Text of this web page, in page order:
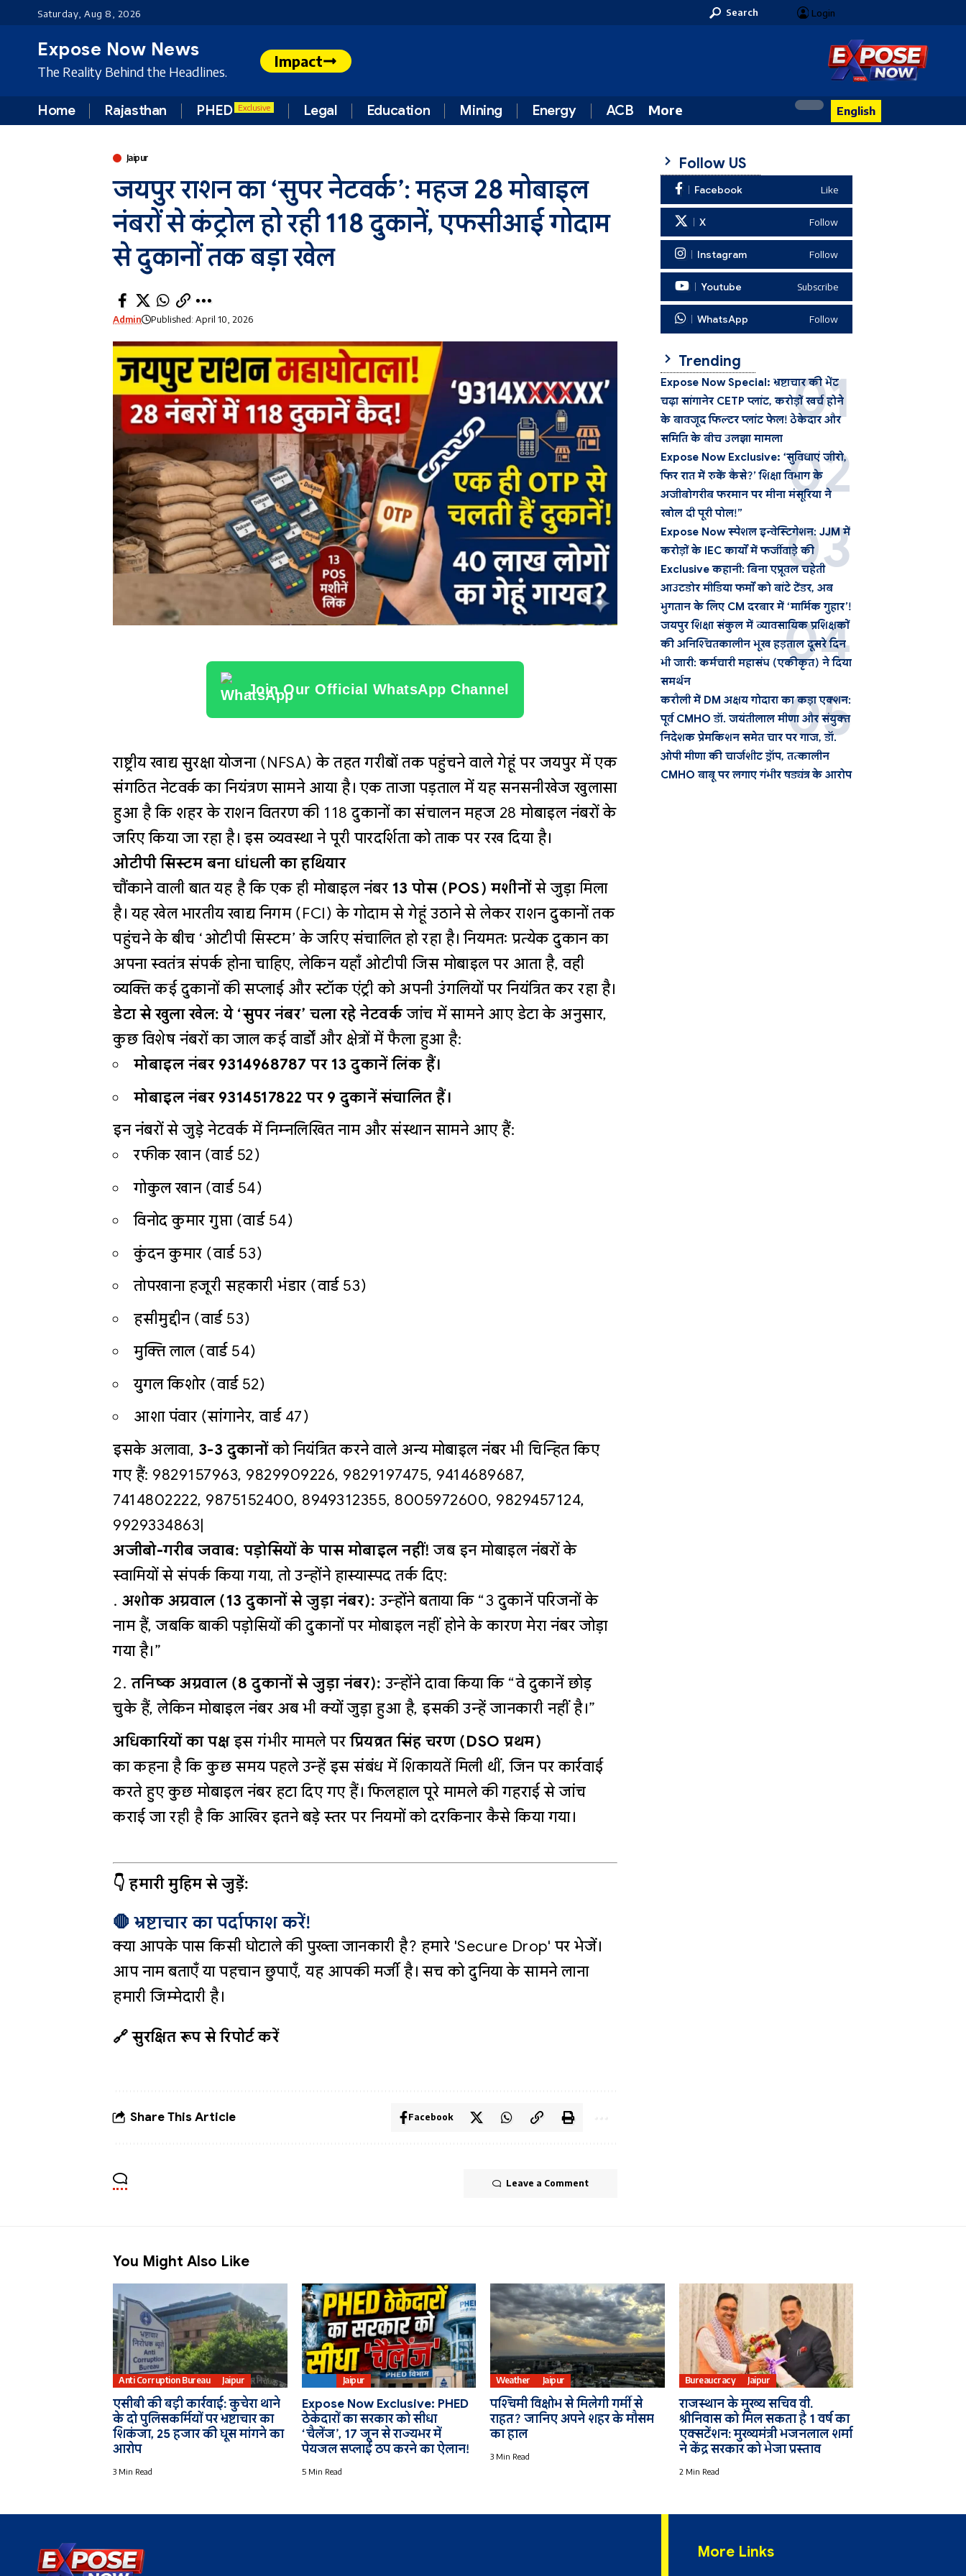
Saturday, Aug 8, 2026 Search Login
Expose Now News
The Reality Behind the Headlines.
Impact
Home Rajasthan PHED Exclusive Legal Education Mining Energy ACB More English
Jaipur
जयपुर राशन का ‘सुपर नेटवर्क’: महज 28 मोबाइल
नंबरों से कंट्रोल हो रही 118 दुकानें, एफसीआई गोदाम
से दुकानों तक बड़ा खेल
Admin Published: April 10, 2026
Join Our Official WhatsApp Channel
राष्ट्रीय खाद्य सुरक्षा योजना (NFSA) के तहत गरीबों तक पहुंचने वाले गेहूं पर जयपुर में एक
संगठित नेटवर्क का नियंत्रण सामने आया है। एक ताजा पड़ताल में यह सनसनीखेज खुलासा
हुआ है कि शहर के राशन वितरण की 118 दुकानों का संचालन महज 28 मोबाइल नंबरों के
जरिए किया जा रहा है। इस व्यवस्था ने पूरी पारदर्शिता को ताक पर रख दिया है।
ओटीपी सिस्टम बना धांधली का हथियार
चौंकाने वाली बात यह है कि एक ही मोबाइल नंबर 13 पोस (POS) मशीनोंसे जुड़ा मिला
है। यह खेल भारतीय खाद्य निगम (FCI) के गोदाम से गेहूं उठाने से लेकर राशन दुकानों तक
पहुंचने के बीच ‘ओटीपी सिस्टम’ के जरिए संचालित हो रहा है। नियमतः प्रत्येक दुकान का
अपना स्वतंत्र संपर्क होना चाहिए, लेकिन यहाँ ओटीपी जिस मोबाइल पर आता है, वही
व्यक्ति कई दुकानों की सप्लाई और स्टॉक एंट्री को अपनी उंगलियों पर नियंत्रित कर रहा है।
डेटा से खुला खेल: ये ‘सुपर नंबर’ चला रहे नेटवर्कजांच में सामने आए डेटा के अनुसार,
कुछ विशेष नंबरों का जाल कई वार्डों और क्षेत्रों में फैला हुआ है:
मोबाइल नंबर 9314968787 पर 13 दुकानें लिंक हैं।
मोबाइल नंबर 9314517822 पर 9 दुकानें संचालित हैं।
इन नंबरों से जुड़े नेटवर्क में निम्नलिखित नाम और संस्थान सामने आए हैं:
रफीक खान (वार्ड 52)
गोकुल खान (वार्ड 54)
विनोद कुमार गुप्ता (वार्ड 54)
कुंदन कुमार (वार्ड 53)
तोपखाना हजूरी सहकारी भंडार (वार्ड 53)
हसीमुद्दीन (वार्ड 53)
मुक्ति लाल (वार्ड 54)
युगल किशोर (वार्ड 52)
आशा पंवार (सांगानेर, वार्ड 47)
इसके अलावा, 3-3 दुकानोंको नियंत्रित करने वाले अन्य मोबाइल नंबर भी चिन्हित किए
गए हैं: 9829157963, 9829909226, 9829197475, 9414689687,
7414802222, 9875152400, 8949312355, 8005972600, 9829457124,
9929334863|
अजीबो-गरीब जवाब: पड़ोसियों के पास मोबाइल नहीं! जब इन मोबाइल नंबरों के
स्वामियों से संपर्क किया गया, तो उन्होंने हास्यास्पद तर्क दिए:
अशोक अग्रवाल (13 दुकानों से जुड़ा नंबर): उन्होंने बताया कि “3 दुकानें परिजनों के
नाम हैं, जबकि बाकी पड़ोसियों की दुकानों पर मोबाइल नहीं होने के कारण मेरा नंबर जोड़ा
गया है।”
तनिष्क अग्रवाल (8 दुकानों से जुड़ा नंबर): उन्होंने दावा किया कि “वे दुकानें छोड़
चुके हैं, लेकिन मोबाइल नंबर अब भी क्यों जुड़ा हुआ है, इसकी उन्हें जानकारी नहीं है।”
अधिकारियों का पक्षइस गंभीर मामले परप्रियव्रत सिंह चरण (DSO प्रथम)
का कहना है कि कुछ समय पहले उन्हें इस संबंध में शिकायतें मिली थीं, जिन पर कार्रवाई
करते हुए कुछ मोबाइल नंबर हटा दिए गए हैं। फिलहाल पूरे मामले की गहराई से जांच
कराई जा रही है कि आखिर इतने बड़े स्तर पर नियमों को दरकिनार कैसे किया गया।
👇 हमारी मुहिम से जुड़ें:
🛑 भ्रष्टाचार का पर्दाफाश करें!
क्या आपके पास किसी घोटाले की पुख्ता जानकारी है? हमारे 'Secure Drop' पर भेजें।
आप नाम बताएँ या पहचान छुपाएँ, यह आपकी मर्जी है। सच को दुनिया के सामने लाना
हमारी जिम्मेदारी है।
🔗 सुरक्षित रूप से रिपोर्ट करें
Share This Article Facebook
Leave a Comment
Follow US
Facebook Like
X Follow
Instagram Follow
Youtube Subscribe
WhatsApp Follow
Trending
Expose Now Special: भ्रष्टाचार की भेंट
चढ़ा सांगानेर CETP प्लांट, करोड़ों खर्च होने
के बावजूद फिल्टर प्लांट फेल! ठेकेदार और
समिति के बीच उलझा मामला
Expose Now Exclusive: ‘सुविधाएं जीरो,
फिर रात में रुकें कैसे?’ शिक्षा विभाग के
अजीबोगरीब फरमान पर मीना मंसूरिया ने
खोल दी पूरी पोल!”
Expose Now स्पेशल इन्वेस्टिगेशन: JJM में
करोड़ों के IEC कार्यों में फर्जीवाड़े की
Exclusive कहानी: बिना एप्रूवल चहेती
आउटडोर मीडिया फर्मों को बांटे टेंडर, अब
भुगतान के लिए CM दरबार में ‘मार्मिक गुहार’!
जयपुर शिक्षा संकुल में व्यावसायिक प्रशिक्षकों
की अनिश्चितकालीन भूख हड़ताल दूसरे दिन
भी जारी: कर्मचारी महासंघ (एकीकृत) ने दिया
समर्थन
करौली में DM अक्षय गोदारा का कड़ा एक्शन:
पूर्व CMHO डॉ. जयंतीलाल मीणा और संयुक्त
निदेशक प्रेमकिशन समेत चार पर गाज, डॉ.
ओपी मीणा की चार्जशीट ड्रॉप, तत्कालीन
CMHO बाबू पर लगाए गंभीर षड्यंत्र के आरोप
You Might Also Like
Anti Corruption Bureau Jaipur
एसीबी की बड़ी कार्रवाई: कुचेरा थाने
के दो पुलिसकर्मियों पर भ्रष्टाचार का
शिकंजा, 25 हजार की घूस मांगने का
आरोप
3 Min Read
Jaipur
Expose Now Exclusive: PHED
ठेकेदारों का सरकार को सीधा
‘चैलेंज’, 17 जून से राज्यभर में
पेयजल सप्लाई ठप करने का ऐलान!
5 Min Read
Weather Jaipur
पश्चिमी विक्षोभ से मिलेगी गर्मी से
राहत? जानिए अपने शहर के मौसम
का हाल
3 Min Read
Bureaucracy Jaipur
राजस्थान के मुख्य सचिव वी.
श्रीनिवास को मिल सकता है 1 वर्ष का
एक्सटेंशन: मुख्यमंत्री भजनलाल शर्मा
ने केंद्र सरकार को भेजा प्रस्ताव
2 Min Read
More Links